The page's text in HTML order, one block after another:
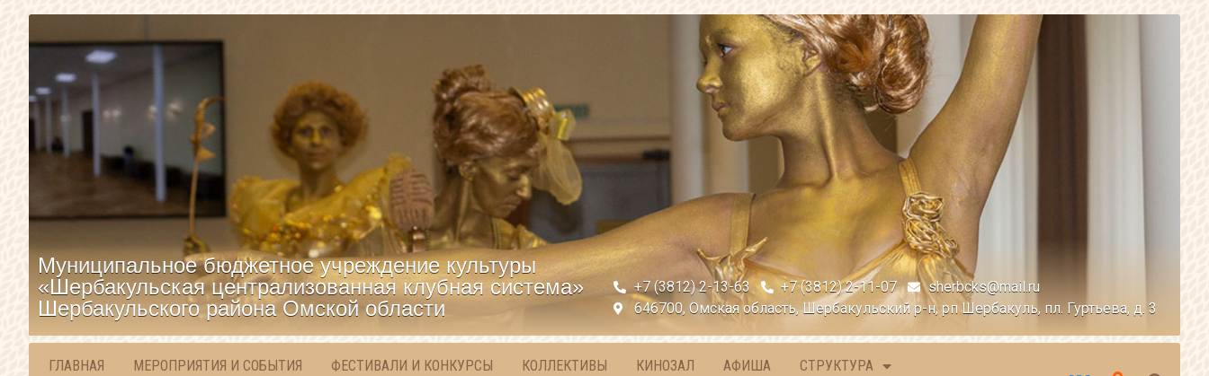
Муниципальное бюджетное учреждение культуры
«Шербакульская централизованная клубная система»
Шербакульского района Омской области
+7 (3812) 2-13-63 +7 (3812) 2-11-07
sherbcks@mail.ru
646700, Омская область, Шербакульский р-н, рп Шербакуль, пл. Гуртьева, д. 3
ГЛАВНАЯ МЕРОПРИЯТИЯ И СОБЫТИЯ ФЕСТИВАЛИ И КОНКУРСЫ КОЛЛЕКТИВЫ КИНОЗАЛ АФИША
СТРУКТУРА